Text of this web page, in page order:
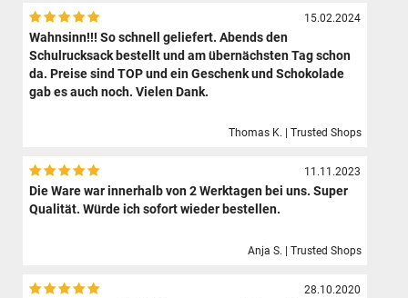
15.02.2024
Wahnsinn!!! So schnell geliefert. Abends den
Schulrucksack bestellt und am übernächsten Tag schon
da. Preise sind TOP und ein Geschenk und Schokolade
gab es auch noch. Vielen Dank.
Thomas K. | Trusted Shops
11.11.2023
Die Ware war innerhalb von 2 Werktagen bei uns. Super
Qualität. Würde ich sofort wieder bestellen.
Anja S. | Trusted Shops
28.10.2020